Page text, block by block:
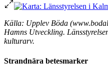
Källa: Upplev Böda
Hamns Utveckling.
kulturarv.
Strandnära betesmarker